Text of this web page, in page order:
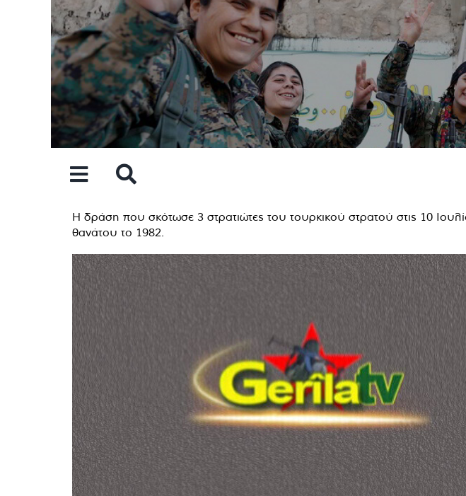
Η δράση που σκότωσε 3 στρατιώτες του τουρκικού στρατού στις 10
θανάτου το 1982.